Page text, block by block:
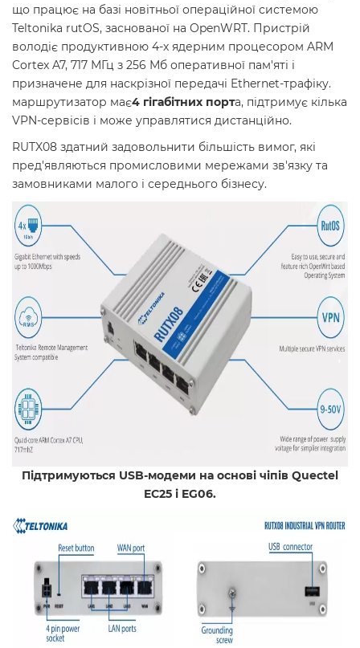
що працює на базі новітньої операційної системою
Teltonika rutOS, заснованої на OpenWRT. Пристрій
володіє продуктивною 4-х ядерним процесором ARM
Cortex A7, 717 МГц з 256 Мб оперативної пам'яті і
призначене для наскрізної передачі Ethernet-трафіку.
маршрутизатор має4 гігабітних порта, підтримує кілька
VPN-сервісів і може управлятися дистанційно.
RUTX08 здатний задовольнити більшість вимог, які
пред'являються промисловими мережами зв'язку та
замовниками малого і середнього бізнесу.
Підтримуються USB-модеми на основі чіпів Quectel
EC25 і EG06.